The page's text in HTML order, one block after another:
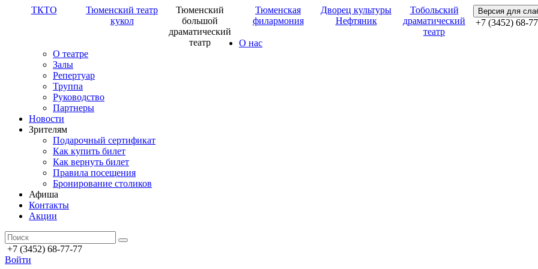
ТКТО
Тюменский театр
кукол
Тюменский
большой
драматический
театр
Тюменская
филармония
Дворец культуры
Нефтяник
Тобольский
драматический
театр
Версия для
+7 (3452) 68-
О нас
О театре
Залы
Репертуар
Труппа
Руководство
Партнеры
Новости
Зрителям
Подарочный сертификат
Как купить билет
Как вернуть билет
Правила посещения
Бронирование столиков
Афиша
Контакты
Акции
+7 (3452) 68-77-77
Войти